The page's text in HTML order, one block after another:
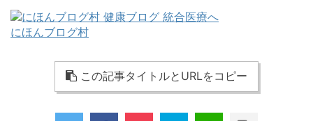
にほんブログ村
この記事タイトルとURLをコピー